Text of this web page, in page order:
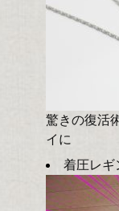
驚きの復活
イに
着圧レギ